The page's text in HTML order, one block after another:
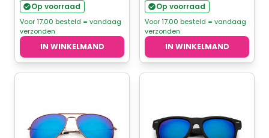
Op voorraad
Voor 17.00 besteld = vandaag
verzonden
IN WINKELMAND
Op voorraad
Voor 17.00 besteld = vandaag
verzonden
IN WINKELMAND